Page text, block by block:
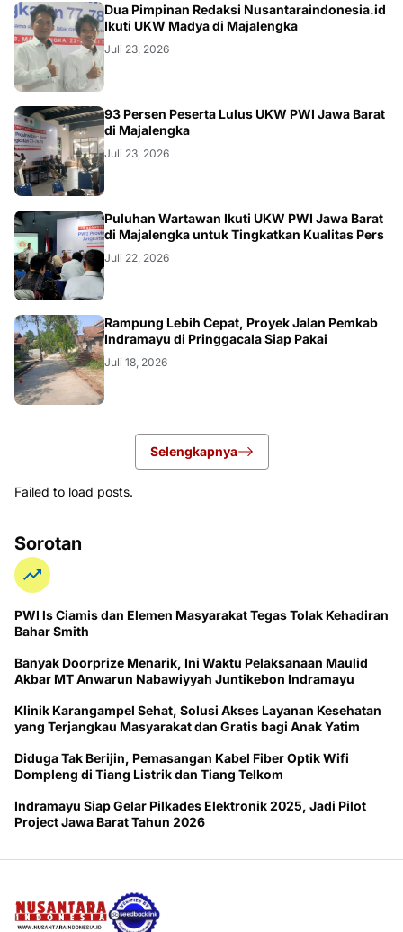
Dua Pimpinan Redaksi Nusantaraindonesia.id
Ikuti UKW Madya di Majalengka
Juli 23, 2026
93 Persen Peserta Lulus UKW PWI Jawa Barat
di Majalengka
Juli 23, 2026
Puluhan Wartawan Ikuti UKW PWI Jawa Barat
di Majalengka untuk Tingkatkan Kualitas Pers
Juli 22, 2026
LOKAL
Rampung Lebih Cepat, Proyek Jalan Pemkab
Indramayu di Pringgacala Siap Pakai
Juli 18, 2026
Selengkapnya
Failed to load posts.
Sorotan
PWI ls Ciamis dan Elemen Masyarakat Tegas Tolak Kehadiran
Bahar Smith
Banyak Doorprize Menarik, Ini Waktu Pelaksanaan Maulid
Akbar MT Anwarun Nabawiyyah Juntikebon Indramayu
Klinik Karangampel Sehat, Solusi Akses Layanan Kesehatan
yang Terjangkau Masyarakat dan Gratis bagi Anak Yatim
Diduga Tak Berijin, Pemasangan Kabel Fiber Optik Wifi
Dompleng di Tiang Listrik dan Tiang Telkom
Indramayu Siap Gelar Pilkades Elektronik 2025, Jadi Pilot
Project Jawa Barat Tahun 2026